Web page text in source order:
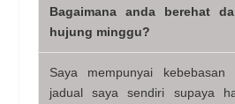
Bagaimana anda berehat
hujung minggu?
Saya mempunyai kebebasan
jadual saya sendiri supaya